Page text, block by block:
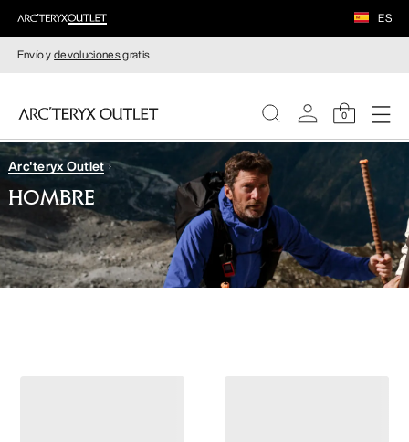
ES
Envío ydevolucionesgratis
0
MUJERE
HOMBRE
Arc'teryx Outlet
HOMBRE